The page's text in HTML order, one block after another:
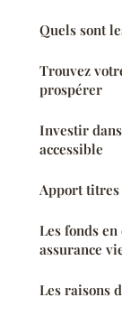
Quels sont
Trouvez
prospérer
Investir
accessible
Apport titres
Les fonds
assurance
Les raisons